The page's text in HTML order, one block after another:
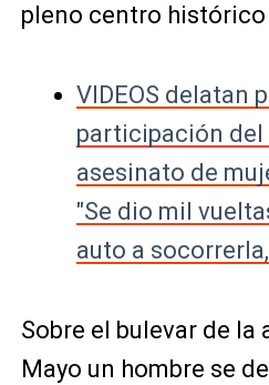
pleno centro histórico
VIDEOS delatan
participación del
asesinato de
"Se dio mil
auto a
Sobre el bulevar de la
Mayo un hombre se